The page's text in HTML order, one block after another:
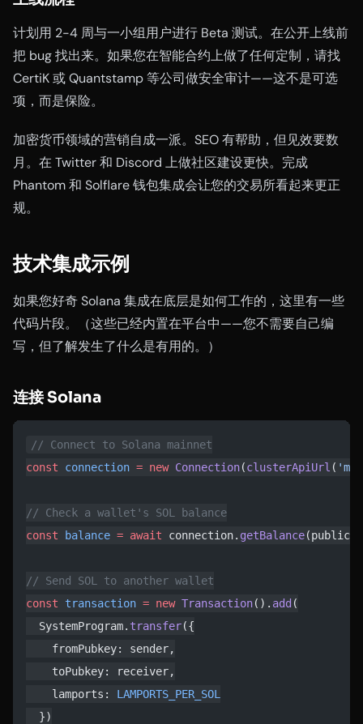
计划用 2-4 周与一小组用户进行 Beta 测试。在公开上线前
把 bug 找出来。如果您在智能合约上做了任何定制，请找
CertiK 或 Quantstamp 等公司做安全审计——这不是可选
项，而是保险。
加密货币领域的营销自成一派。SEO 有帮助，但见效要数
月。在 Twitter 和 Discord 上做社区建设更快。完成
Phantom 和 Solflare 钱包集成会让您的交易所看起来更正
规。
技术集成示例
如果您好奇 Solana 集成在底层是如何工作的，这里有一些
代码片段。（这些已经内置在平台中——您不需要自己编
写，但了解发生了什么是有用的。）
连接 Solana
// Connect to Solana mainnet
const connection = new Connection(clusterApiUrl (
// Check a wallet's SOL balance
const balance = await connection. getBalance
// Send SOL to another wallet
const transaction = new Transaction(). add (
  SystemProgram.
transfer({
    fromPubkey: sender,
    toPubkey: receiver,
    lamports:
LAMPORTS_PER_SOL
  })